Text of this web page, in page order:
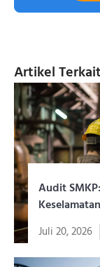
Artikel Terkait
Audit
Juli 20, 2026
Audit SMKP